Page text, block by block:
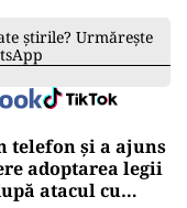
știrile? Urmărește
telefon și a ajuns
adoptarea legii
atacul cu